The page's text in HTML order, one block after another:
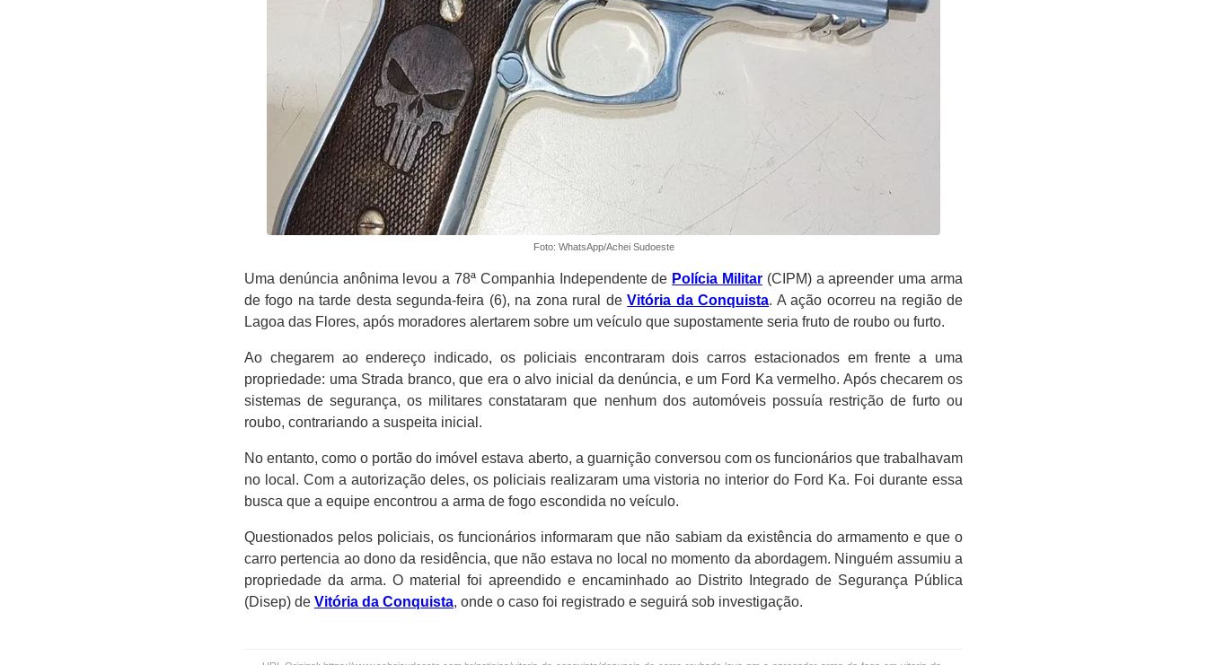
Foto: WhatsApp/Achei Sudoeste
Uma denúncia anônima levou a 78ª Companhia Independente de Polícia Militar (CIPM) a apreender uma arma
de fogo na tarde desta segunda-feira (6), na zona rural deVitória da Conquista. A ação ocorreu na região de
Lagoa das Flores, após moradores alertarem sobre um veículo que supostamente seria fruto de roubo ou furto.
Ao chegarem ao endereço indicado, os policiais encontraram dois carros estacionados em frente a uma
propriedade: uma Strada branco, que era o alvo inicial da denúncia, e um Ford Ka vermelho. Após checarem os
sistemas de segurança, os militares constataram que nenhum dos automóveis possuía restrição de furto ou
roubo, contrariando a suspeita inicial.
No entanto, como o portão do imóvel estava aberto, a guarnição conversou com os funcionários que trabalhavam
no local. Com a autorização deles, os policiais realizaram uma vistoria no interior do Ford Ka. Foi durante essa
busca que a equipe encontrou a arma de fogo escondida no veículo.
Questionados pelos policiais, os funcionários informaram que não sabiam da existência do armamento e que o
carro pertencia ao dono da residência, que não estava no local no momento da abordagem. Ninguém assumiu a
propriedade da arma. O material foi apreendido e encaminhado ao Distrito Integrado de Segurança Pública
(Disep) de Vitória da Conquista, onde o caso foi registrado e seguirá sob investigação.